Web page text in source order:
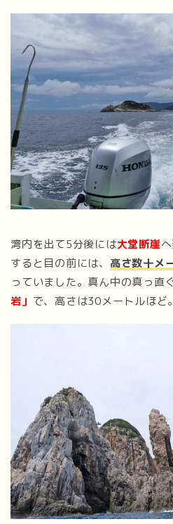
湾内を出て5分後には大堂断崖
すると目の前には、 高さ数十メ
っていました。真ん中の真っ直
岩」 で、高さは30メートルほど。